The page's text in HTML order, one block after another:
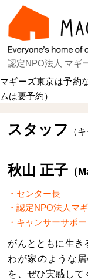
認定NPO法人 マギ
マギーズ東京は予約
ムは要予約）
スタッフ （
秋山 正子 （
センター長
認定NPO法人マ
キャンサーサポ
がんとともに生き
わが家のような
を、ぜひ実感して